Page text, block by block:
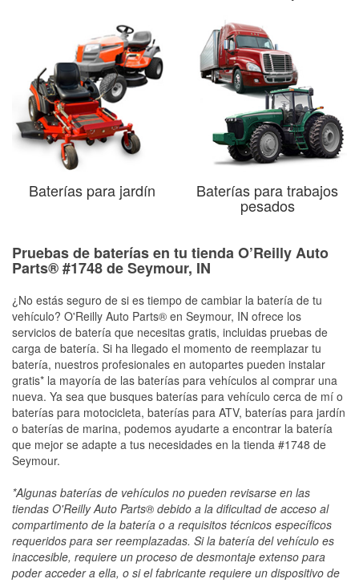
Baterías para jardín Baterías para trabajos
pesados
Pruebas de baterías en tu tienda O’Reilly Auto
Parts® #1748 de Seymour, IN
¿No estás seguro de si es tiempo de cambiar la batería de tu
vehículo? O'Reilly Auto Parts® en Seymour, IN ofrece los
servicios de batería que necesitas gratis, incluidas pruebas de
carga de batería. Si ha llegado el momento de reemplazar tu
batería, nuestros profesionales en autopartes pueden instalar
gratis* la mayoría de las baterías para vehículos al comprar una
nueva. Ya sea que busques baterías para vehículo cerca de mí o
baterías para motocicleta, baterías para ATV, baterías para jardín
o baterías de marina, podemos ayudarte a encontrar la batería
que mejor se adapte a tus necesidades en la tienda #1748 de
Seymour.
*Algunas baterías de vehículos no pueden revisarse en las
tiendas O'Reilly Auto Parts® debido a la dificultad de acceso al
compartimento de la batería o a requisitos técnicos específicos
requeridos para ser reemplazadas. Si la batería del vehículo es
inaccesible, requiere un proceso de desmontaje extenso para
poder acceder a ella, o si el fabricante requiere un dispositivo de